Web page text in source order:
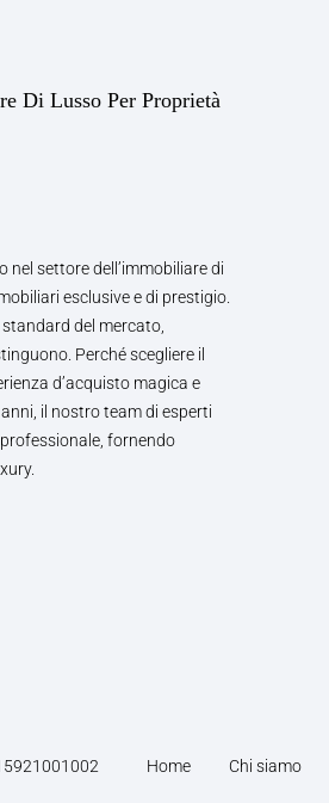
Di Lusso Per Proprietà
nel settore dell’immobiliare di
esclusive e di prestigio.
del mercato,
Perché scegliere il
d’acquisto magica e
il nostro team di esperti
fornendo
Home Chi siamo